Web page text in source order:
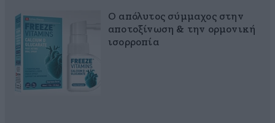
Ο απόλυτος σύμμαχος στην
αποτοξίνωση & την ορμονική
ισορροπία